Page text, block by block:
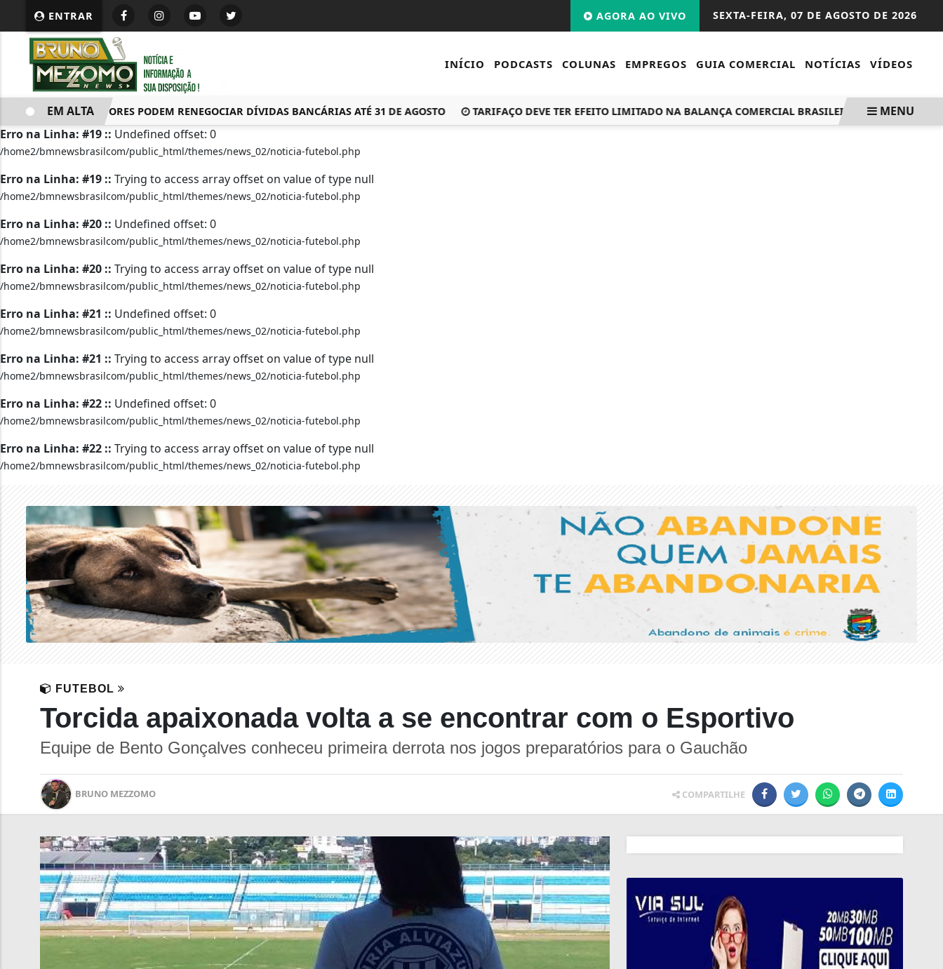
ENTRAR SEXTA-FEIRA, 07 DE AGOSTO DE 2026
AGORA AO VIVO
INÍCIO PODCASTS COLUNAS EMPREGOS GUIA COMERCIAL NOTÍCIAS VÍDEOS
CONSUMIDORES PODEM RENEGOCIAR DÍVIDAS BANCÁRIAS ATÉ 31 DE AGOSTO TARIFAÇO DEVE TER EFEITO LIMITADO NA BALANÇA COMERCIAL BRASILEIRA JUSTIÇA DO
EM ALTA
MENU
Erro na Linha: #19 :: Undefined offset: 0
/home2/bmnewsbrasilcom/public_html/themes/news_02/noticia-futebol.php
Erro na Linha: #19 :: Trying to access array offset on value of type null
/home2/bmnewsbrasilcom/public_html/themes/news_02/noticia-futebol.php
Erro na Linha: #20 :: Undefined offset: 0
/home2/bmnewsbrasilcom/public_html/themes/news_02/noticia-futebol.php
Erro na Linha: #20 :: Trying to access array offset on value of type null
/home2/bmnewsbrasilcom/public_html/themes/news_02/noticia-futebol.php
Erro na Linha: #21 :: Undefined offset: 0
/home2/bmnewsbrasilcom/public_html/themes/news_02/noticia-futebol.php
Erro na Linha: #21 :: Trying to access array offset on value of type null
/home2/bmnewsbrasilcom/public_html/themes/news_02/noticia-futebol.php
Erro na Linha: #22 :: Undefined offset: 0
/home2/bmnewsbrasilcom/public_html/themes/news_02/noticia-futebol.php
Erro na Linha: #22 :: Trying to access array offset on value of type null
/home2/bmnewsbrasilcom/public_html/themes/news_02/noticia-futebol.php
FUTEBOL
Torcida apaixonada volta a se encontrar com o Esportivo
Equipe de Bento Gonçalves conheceu primeira derrota nos jogos preparatórios para o Gauchão
BRUNO MEZZOMO COMPARTILHE